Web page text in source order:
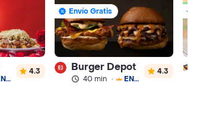
ENVÍO GRATIS
4.3
Envío Gratis
Burger Depot
40 min · ENVÍO GRATIS
4.3